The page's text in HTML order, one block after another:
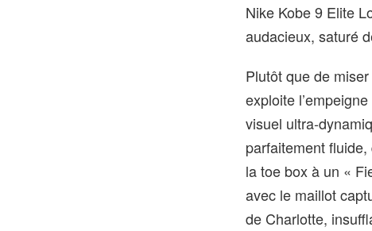
Nike Kobe 9 Elite
audacieux, saturé
Plutôt que de
exploite
visuel
parfaitement
la toe box à un «
avec le maillot
de Charlotte,